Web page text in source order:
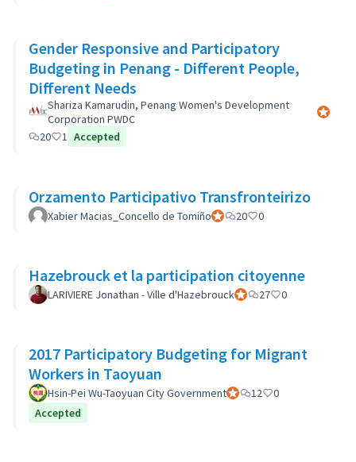
Gender Responsive and Participatory
Budgeting in Penang - Different People,
Different Needs
Shariza Kamarudin, Penang Women's Development
Corporation PWDC
20
1 Accepted
Orzamento Participativo Transfronteirizo
Xabier Macias_Concello de TomiñoParticipant officiel
20 0
Hazebrouck et la participation citoyenne
LARIVIERE Jonathan - Ville d'HazebrouckParticipant officiel
27 0
2017 Participatory Budgeting for Migrant
Workers in Taoyuan
Hsin-Pei Wu-Taoyuan City GovernmentParticipant officiel
12
0
Accepted